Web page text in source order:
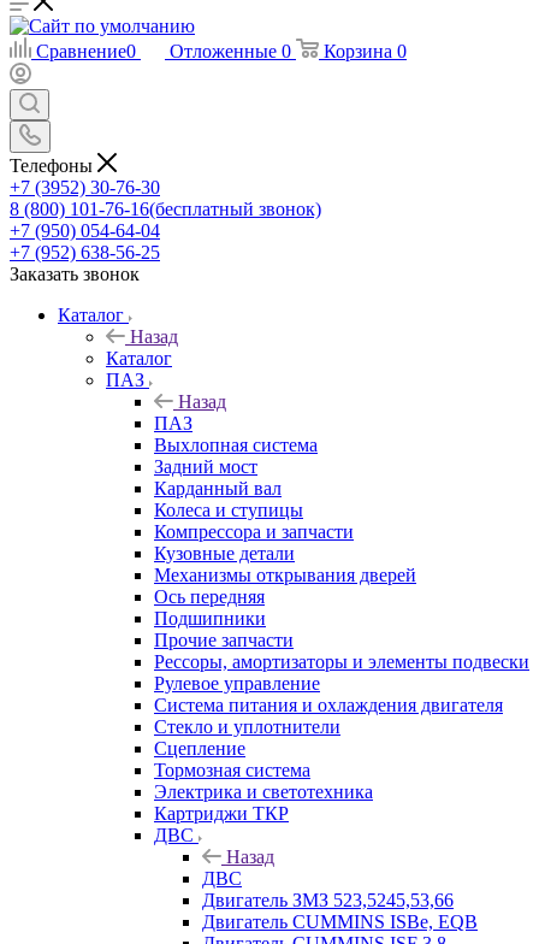
Сравнение0 Отложенные 0 Корзина 0
Телефоны
+7 (3952) 30-76-30
8 (800) 101-76-16(бесплатный звонок)
+7 (950) 054-64-04
+7 (952) 638-56-25
Заказать звонок
Каталог
Назад
Каталог
ПАЗ
Назад
ПАЗ
Выхлопная система
Задний мост
Карданный вал
Колеса и ступицы
Компрессора и запчасти
Кузовные детали
Механизмы открывания дверей
Ось передняя
Подшипники
Прочие запчасти
Рессоры, амортизаторы и элементы подвески
Рулевое управление
Система питания и охлаждения двигателя
Стекло и уплотнители
Сцепление
Тормозная система
Электрика и светотехника
Картриджи ТКР
ДВС
Назад
ДВС
Двигатель ЗМЗ 523,5245,53,66
Двигатель CUMMINS ISBe, EQB